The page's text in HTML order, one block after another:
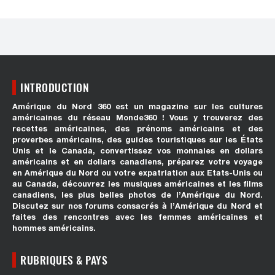
INTRODUCTION
Amérique du Nord 360 est un magazine sur les cultures
américaines du réseau Monde360 ! Vous y trouverez des
recettes américaines, des prénoms américains et des
proverbes américains, des guides touristiques sur les États
Unis et le Canada, convertissez vos monnaies en dollars
américains et en dollars canadiens, préparez votre voyage
en Amérique du Nord ou votre expatriation aux Etats-Unis ou
au Canada, découvrez les musiques américaines et les films
canadiens, les plus belles photos de l’Amérique du Nord.
Discutez sur nos forums consacrés à l’Amérique du Nord et
faites des rencontres avec les femmes américaines et
hommes américains.
RUBRIQUES & PAYS